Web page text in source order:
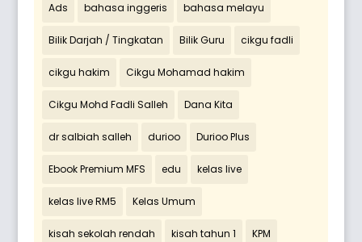
Ads bahasa inggeris bahasa melayu
Bilik Darjah / Tingkatan Bilik Guru cikgu fadli
cikgu hakim Cikgu Mohamad hakim
Cikgu Mohd Fadli Salleh Dana Kita
dr salbiah salleh durioo Durioo Plus
Ebook Premium MFS edu kelas live
kelas live RM5 Kelas Umum
kisah sekolah rendah kisah tahun 1 KPM